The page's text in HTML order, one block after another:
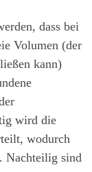
dass bei
Volumen (der
kann)
wird die
wodurch
Nachteilig sind